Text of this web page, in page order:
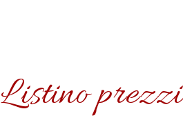
Listino prezzi